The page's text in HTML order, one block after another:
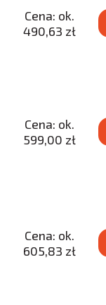
Cena: ok.
490,63 zł
Cena: ok.
599,00 zł
Cena: ok.
605,83 zł